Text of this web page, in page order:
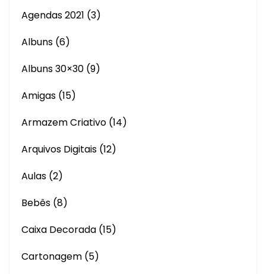
Agendas 2021 (3)
Albuns (6)
Albuns 30×30 (9)
Amigas (15)
Armazem Criativo (14)
Arquivos Digitais (12)
Aulas (2)
Bebês (8)
Caixa Decorada (15)
Cartonagem (5)